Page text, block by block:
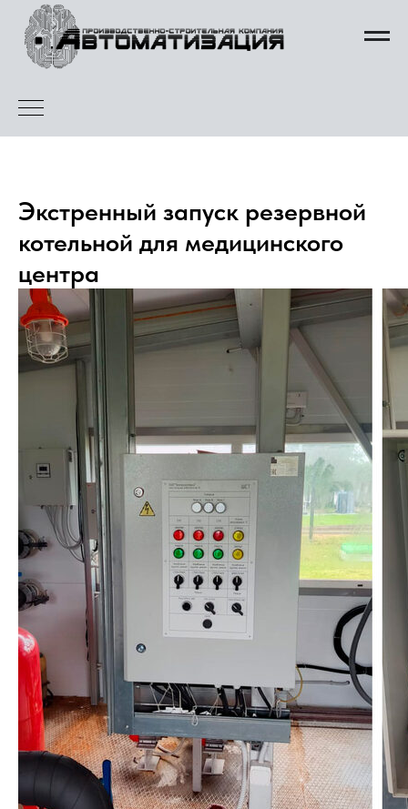
Экстренный запуск резервной
котельной для медицинского
центра